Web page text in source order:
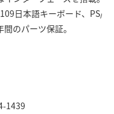
日本語キーボード、PS/2
のパーツ保証。
1439